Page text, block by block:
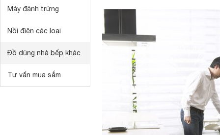
Máy đánh trứng
Nồi điện các loại
Đồ dùng nhà bếp khác
Tư vấn mua sắm